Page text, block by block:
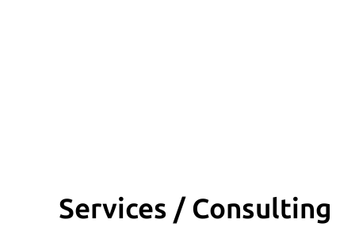
Services / Consulting